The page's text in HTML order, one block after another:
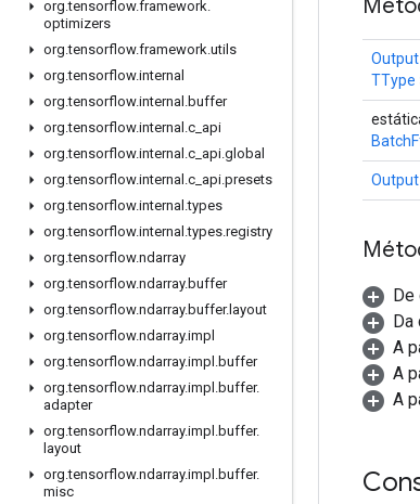
org.tensorflow.framework.
optimizers
org.tensorflow.framework.utils
org.tensorflow.internal
org.tensorflow.internal .buffer
org.tensorflow.internal .c api
org.tensorflow.internal .c api.global
org.tensorflow.internal .c api.presets
org.tensorflow.internal .types
org.tensorflow.internal .types.registry
org.tensorflow.ndarray
org.tensorflow.ndarray.buffer
org.tensorflow.ndarray.buffer. layout
org.tensorflow.ndarray.impl
org.tensorflow.ndarray.impl .buffer
org.tensorflow.ndarray.impl .buffer.
adapter
org.tensorflow.ndarray.impl .buffer.
layout
org.tensorflow.ndarray.impl .buffer.
misc
Output
TType
Output
De
Da
A
A
A